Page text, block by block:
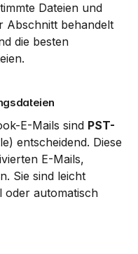
Dateien und
Abschnitt behandelt
die besten
E-Mails sind PST-
entscheidend. Diese
E-Mails,
Sie sind leicht
oder automatisch